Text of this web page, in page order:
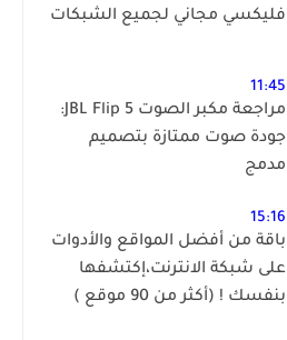
فليكسي مجاني لجميع الشبكات
11:45
مراجعة مكبر الصوت JBL Flip 5:
جودة صوت ممتازة بتصميم
مدمج
15:16
باقة من أفضل المواقع والأدوات
على شبكة الانترنت،إكتشفها
بنفسك ! (أكثر من 90 موقع )